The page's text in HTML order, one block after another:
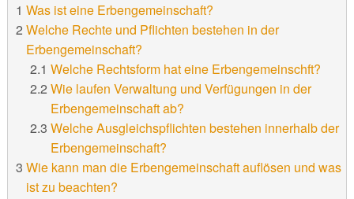
Was ist eine Erbengemeinschaft?
Welche Rechte und Pflichten bestehen in der
Erbengemeinschaft?
Welche Rechtsform hat eine Erbengemeinschft?
Wie laufen Verwaltung und Verfügungen in der
Erbengemeinschaft ab?
Welche Ausgleichspflichten bestehen innerhalb der
Erbengemeinschaft?
Wie kann man die Erbengemeinschaft auflösen und was
ist zu beachten?